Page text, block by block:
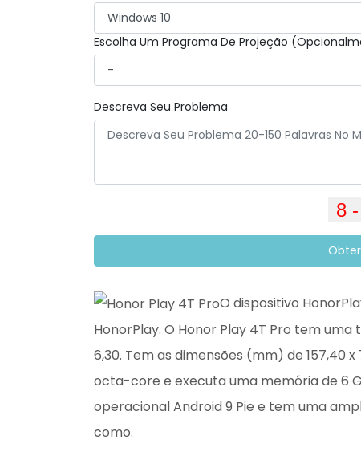
Escolha Um Programa De Projeção
Descreva Seu Problema
O dispositivo
HonorPlay. O Honor Play 4T Pro tem
6,30. Tem as dimensões (mm) de 157,40
octa-core e executa uma memória de 6
operacional Android 9 Pie e tem uma
como.